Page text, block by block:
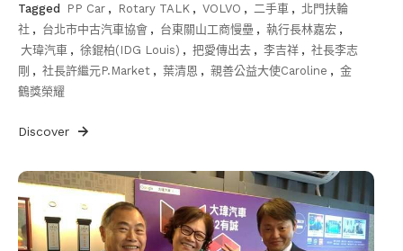
Tagged PP Car , Rotary TALK , VOLVO , 二手車 , 北門扶輪
社 , 台北市中古汽車協會 , 台東關山工商慢壘 , 執行長林嘉宏 ,
大瑋汽車 , 徐錕柏(IDG Louis) , 把愛傳出去 , 李吉祥 , 社長李志
剛 , 社長許繼元P.Market , 葉清恩 , 親善公益大使Caroline , 金
鶴獎榮耀
Discover